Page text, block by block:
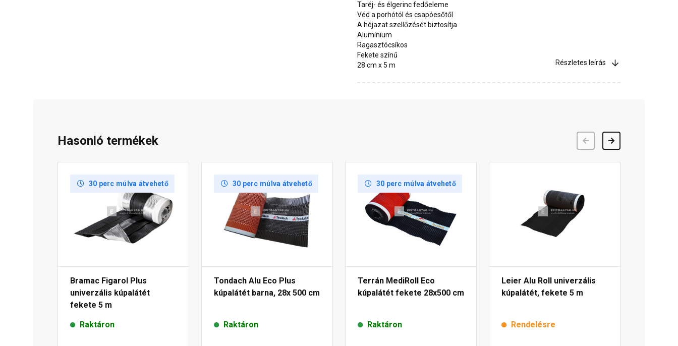
Taréj- és élgerinc fedőeleme
Véd a porhótól és csapóesőtől
A héjazat szellőzését biztosítja
Alumínium
Ragasztócsíkos
Fekete színű
28 cm x 5 m
Részletes leírás
Hasonló termékek
30 perc múlva átvehető
Bramac Figarol Plus
univerzális kúpalátét
fekete 5 m
Raktáron
30 perc múlva átvehető
Tondach Alu Eco Plus
kúpalátét barna, 28x 500 cm
Raktáron
30 perc múlva átvehető
Terrán MediRoll Eco
kúpalátét fekete 28x500 cm
Raktáron
Leier Alu Roll univerzális
kúpalátét, fekete 5 m
Rendelésre